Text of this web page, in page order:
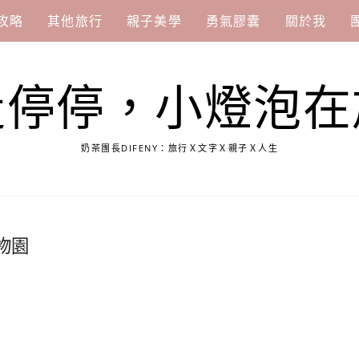
略 其他旅行 親子美學 勇氣膠囊 關於我
停，小燈泡
奶茶團長DIFENY：旅行Ｘ文字Ｘ親子Ｘ人生
園